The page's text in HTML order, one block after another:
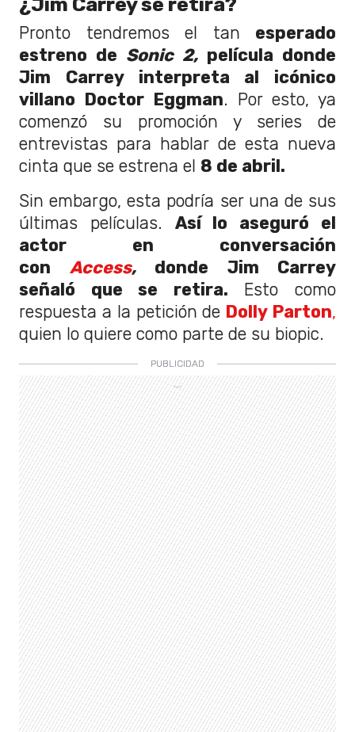
Pronto tendremos el tan esperado
estreno de Sonic 2, película donde
Jim Carrey interpreta al icónico
villano Doctor Eggman. Por esto, ya
comenzó su promoción y series de
entrevistas para hablar de esta nueva
cinta que se estrena el 8 de abril.
Sin embargo, esta podría ser una de sus
últimas películas. Así lo aseguró el
actor en conversación
con Access, donde Jim Carrey
señaló que se retira. Esto como
respuesta a la petición de Dolly Parton,
quien lo quiere como parte de su biopic.